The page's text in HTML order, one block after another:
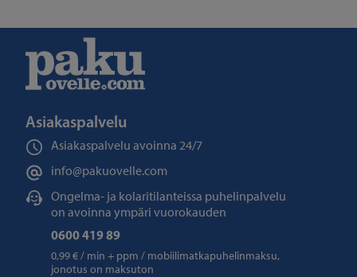
Asiakaspalvelu
Asiakaspalvelu avoinna 24/7
info@pakuovelle.com
Ongelma- ja kolaritilanteissa puhelinpalvelu
on avoinna ympäri vuorokauden
0600 419 89
0,99 € / min + ppm / mobiilimatkapuhelinmaksu,
jonotus on maksuton